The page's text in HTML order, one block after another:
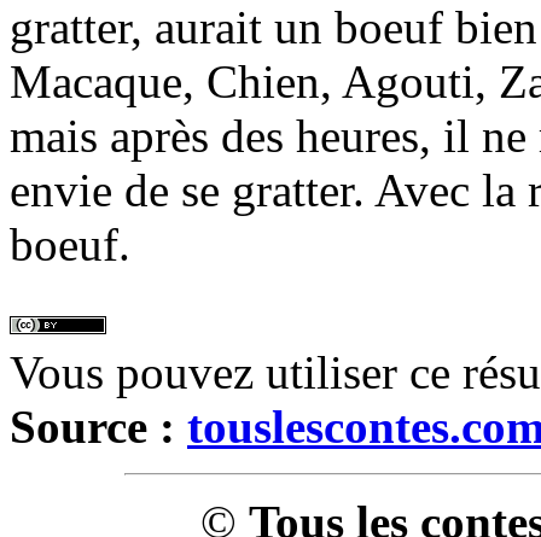
gratter, aurait un boeuf
Macaque, Chien, Agouti,
mais après des heures, il
envie de se gratter. Avec la
boeuf.
Vous pouvez utiliser ce
Source :
© Tous les